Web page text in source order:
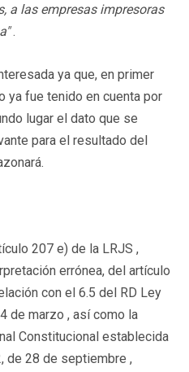
a las empresas impresoras
.
ya que, en primer
ya fue tenido en cuenta por
lugar el dato que se
para el resultado del
207 e) de la LRJS ,
errónea, del artículo
con el 6.5 del RD Ley
de marzo , así como la
Constitucional establecida
de 28 de septiembre ,